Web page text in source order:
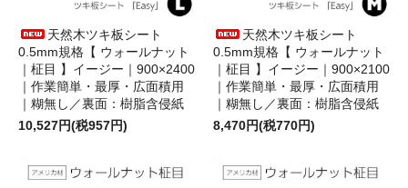
天然木ツキ板シート
0.5mm規格【 ウォールナット
｜柾目 】イージー｜900×2400
｜作業簡単・最厚・広面積用
｜糊無し／裏面：樹脂含侵紙
10,527円(税957円)
天然木ツキ板シート
0.5mm規格【 ウォールナット
｜柾目 】イージー｜900×2100
｜作業簡単・最厚・広面積用
｜糊無し／裏面：樹脂含侵紙
8,470円(税770円)